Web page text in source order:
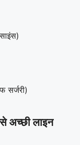
सर्जरी)
अच्छी लाइन